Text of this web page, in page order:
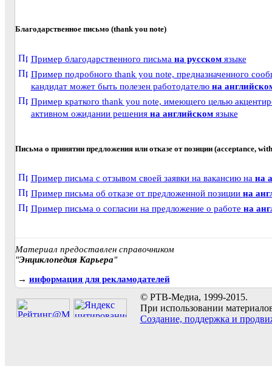
Благодарственное письмо (thank you note)
Пример благодарственного письма на русскомязыке
Пример подробного thank you note, предназначенного
кандидат может быть полезен работодателю на
Пример краткого thank you note, имеющего целью
активном ожидании решения на английскомязыке
Письма о принятии предложения или отказе от позиции (acceptance,
Пример письма с отзывом своей заявки на вакансию на на
Пример письма об отказе от предложенной позиции на
Пример письма о согласии на предложение о работе на
Материал предоставлен справочником
"Энциклопедия Карьера"
→ информация для рекламодателей
© РТВ-Медиа, 1999-2015.
При использовании
Создание, поддержка и